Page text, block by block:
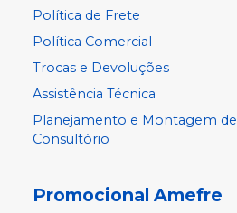
Política de Frete
Política Comercial
Trocas e Devoluções
Assistência Técnica
Planejamento e Montagem de
Consultório
Promocional Amefre